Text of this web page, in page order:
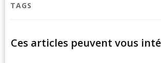
TAGS
Ces articles peuvent vous